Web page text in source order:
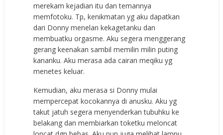
merekam kejadian itu dan temannya
memfotoku. Tp, kenikmatan yg aku dapatkan
dari Donny menelan kekagetanku dan
membuatku orgasme. Aku segera menggerang
gerang keenakan sambil memilin milin puting
kananku. Aku merasa ada cairan meqiku yg
menetes keluar.
Kemudian, aku merasa si Donny mulai
mempercepat kocokannya di anusku. Aku yg
takut jatuh segera menyenderkan tubuhku ke
belakang dan membiarkan toketku meloncat